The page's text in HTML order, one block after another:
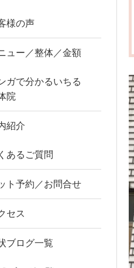
様の声
ュー／整体／金額
ガで分かるいちる
院
紹介
あるご質問
ト予約／お問合せ
セス
ブログ一覧